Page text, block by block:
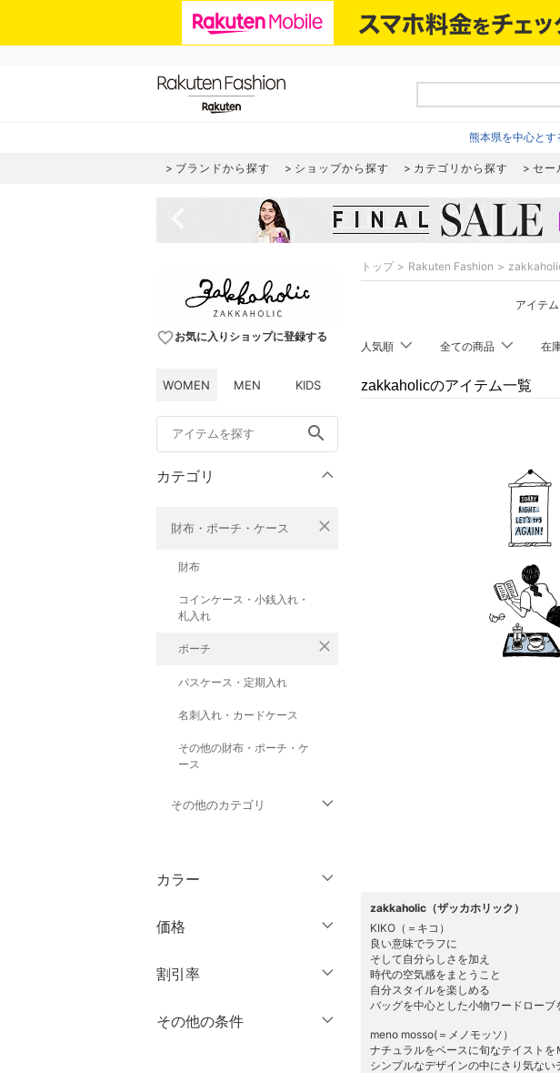
熊本県を中心と
ブランドから探す ショップから探す カテゴリから探す セー
favorite_borderお気に入りショップに登録する
WOMEN MEN KIDS
search
カテゴリ
財布・ポーチ・ケース close
財布
コインケース・小銭入れ・
札入れ
ポーチ close
パスケース・定期入れ
名刺入れ・カードケース
その他の財布・ポーチ・ケ
ース
その他のカテゴリ
ジャケット・アウター
パンツ
ワンピース・ドレス
スカート
カラー
価格
絞り込み
割引率
％OFF～ ％OFF
その他の条件
トップ Rakuten Fashion
アイテム
人気順 全ての商品 在
zakkaholicのアイテム一覧
zakkaholic（ザッカホリック）
KIKO（＝キコ）
良い意味でラフに
そして自分らしさを加え
時代の空気感をまとうこと
自分スタイルを楽しめる
バッグを中心とした小物ワードローブ
meno mosso(＝メノモッソ）
ナチュラルをベースに旬なテイストを
シンプルなデザインの中にさり気な